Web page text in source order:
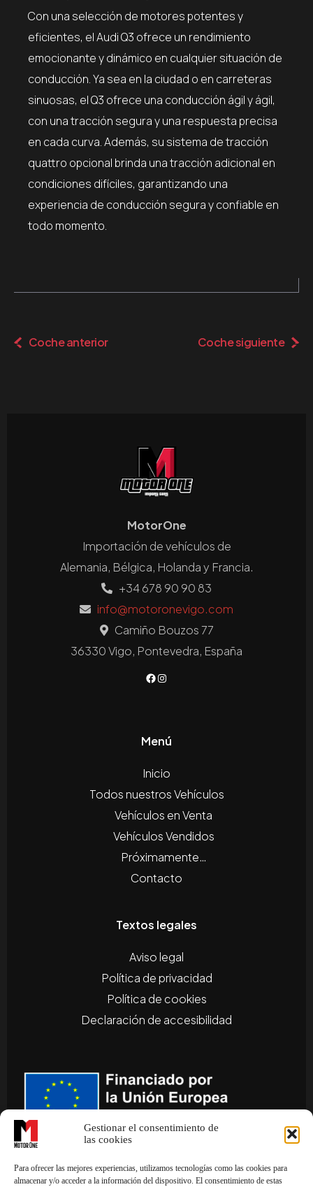
Gestionar el consentimiento de
las cookies
Para ofrecer las mejores experiencias, utilizamos tecnologías como las cookies para
almacenar y/o acceder a la información del dispositivo. El consentimiento de estas
Con una selección de motores potentes y
eficientes, el Audi Q3 ofrece un rendimiento
emocionante y dinámico en cualquier situación de
conducción. Ya sea en la ciudad o en carreteras
sinuosas, el Q3 ofrece una conducción ágil y ágil,
con una tracción segura y una respuesta precisa
en cada curva. Además, su sistema de tracción
quattro opcional brinda una tracción adicional en
condiciones difíciles, garantizando una
experiencia de conducción segura y confiable en
todo momento.
Coche anterior Coche siguiente
MotorOne
Importación de vehículos de
Alemania, Bélgica, Holanda y Francia.
+34 678 90 90 83
info@motoronevigo.com
Camiño Bouzos 77
36330 Vigo, Pontevedra, España
Menú
Inicio
Todos nuestros Vehículos
Vehículos en Venta
Vehículos Vendidos
Próximamente…
Contacto
Textos legales
Aviso legal
Política de privacidad
Política de cookies
Declaración de accesibilidad